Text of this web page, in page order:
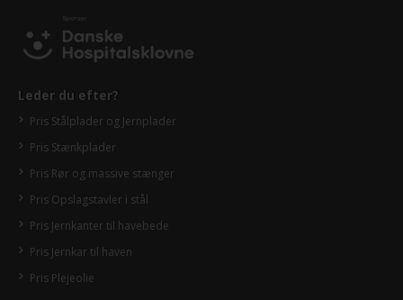
Leder du efter?
Pris Stålplader og Jernplader
Pris Stænkplader
Pris Rør og massive stænger
Pris Opslagstavler i stål
Pris Jernkanter til havebede
Pris Jernkar til haven
Pris Plejeolie